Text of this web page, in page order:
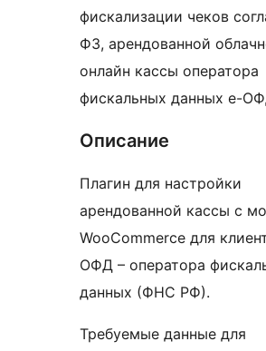
фискализации чеков
ФЗ, арендованной
онлайн кассы оператора
фискальных данных е-
Описание
Плагин для настройки
арендованной кассы с
WooCommerce для
ОФД – оператора
данных (ФНС РФ).
Требуемые данные для